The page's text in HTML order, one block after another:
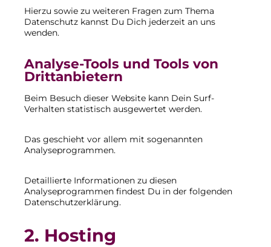
Hierzu sowie zu weiteren Fragen zum Thema
Datenschutz kannst Du Dich jederzeit an uns
wenden.
Analyse-Tools und Tools von
Dritt­anbietern
Beim Besuch dieser Website kann Dein Surf-
Verhalten statistisch ausgewertet werden.
Das geschieht vor allem mit sogenannten
Analyseprogrammen.
Detaillierte Informationen zu diesen
Analyseprogrammen findest Du in der folgenden
Datenschutzerklärung.
2. Hosting